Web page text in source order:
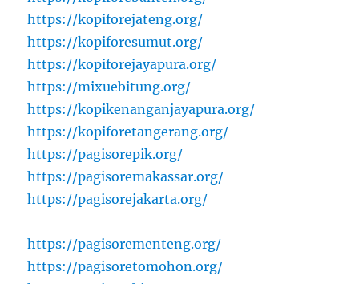
https://kopiforejateng.org/
https://kopiforesumut.org/
https://kopiforejayapura.org/
https://mixuebitung.org/
https://kopikenanganjayapura.org/
https://kopiforetangerang.org/
https://pagisorepik.org/
https://pagisoremakassar.org/
https://pagisorejakarta.org/
https://pagisorementeng.org/
https://pagisoretomohon.org/